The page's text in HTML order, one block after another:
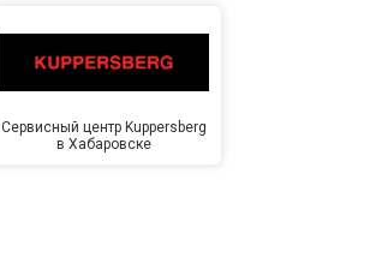
Сервисный центр Kuppersberg
в Хабаровске